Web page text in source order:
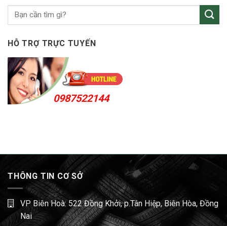
Sóng
HỖ TRỢ TRỰC TUYẾN
0987522144
THÔNG TIN CƠ SỞ
VP Biên Hoà: 522 Đồng Khởi, p.Tân Hiệp, Biên Hòa, Đồng
Nai